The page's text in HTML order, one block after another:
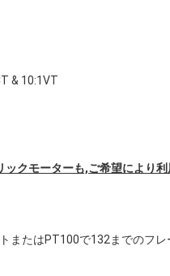
& 10:1VT
クモーターも,ご希望により
またはPT100で132までのフレ